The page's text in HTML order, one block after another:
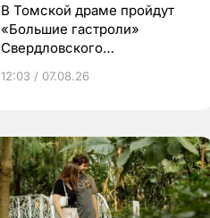
В Томской драме пройдут
«Большие гастроли»
Свердловского
драмы
12:03 / 07.08.26